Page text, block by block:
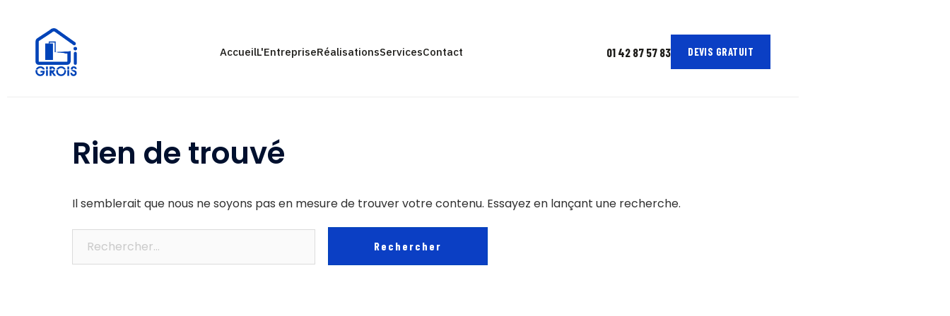
AccueilL'EntrepriseRéalisationsServicesContact 01 42 87 57 83 DEVIS GRATUIT
Rien de trouvé
Il semblerait que nous ne soyons pas en mesure de trouver votre contenu. Essayez en lançant une recherche.